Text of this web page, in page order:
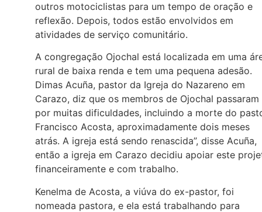
outros motociclistas para um tempo de oração e
reflexão. Depois, todos estão envolvidos em
atividades de serviço comunitário.
A congregação Ojochal está localizada em uma
rural de baixa renda e tem uma pequena adesão.
Dimas Acuña, pastor da Igreja do Nazareno em
Carazo, diz que os membros de Ojochal passaram
por muitas dificuldades, incluindo a morte do
Francisco Acosta, aproximadamente dois meses
atrás. A igreja está sendo renascida”, disse Acuña,
então a igreja em Carazo decidiu apoiar este
financeiramente e com trabalho.
Kenelma de Acosta, a viúva do ex-pastor, foi
nomeada pastora, e ela está trabalhando para